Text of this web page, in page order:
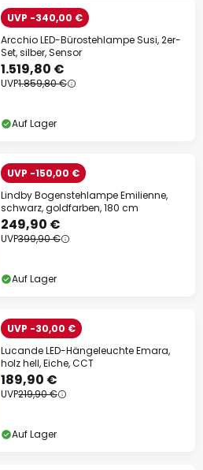
UVP -340,00 €
Arcchio LED-Bürostehlampe Susi, 2er-
Set, silber, Sensor
1.519,80 €
UVP1.859,80 €
Auf Lager
UVP -150,00 €
Lindby Bogenstehlampe Emilienne,
schwarz, goldfarben, 180 cm
249,90 €
UVP399,90 €
Auf Lager
UVP -30,00 €
Lucande LED-Hängeleuchte Emara,
holz hell, Eiche, CCT
189,90 €
UVP219,90 €
Auf Lager